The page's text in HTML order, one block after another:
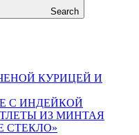
Search
КУРИЦЕЙ И
С ИНДЕЙКОЙ
ИЗ МИНТАЯ
СТЕКЛО»